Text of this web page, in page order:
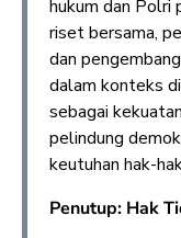
hukum dan Polri
riset bersama,
dan
dalam konteks
sebagai
pelindung
keutuhan hak-
Penutup: Hak